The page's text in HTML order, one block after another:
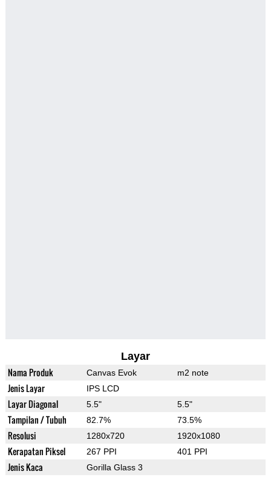
Layar
Nama Produk Canvas Evok m2 note
Jenis Layar IPS LCD
Layar Diagonal 5.5" 5.5"
Tampilan / Tubuh 82.7% 73.5%
Resolusi 1280x720 1920x1080
Kerapatan Piksel 267 PPI 401 PPI
Jenis Kaca Gorilla Glass 3